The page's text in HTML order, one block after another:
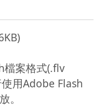
檔案格式(.flv
用Adobe Flash
。